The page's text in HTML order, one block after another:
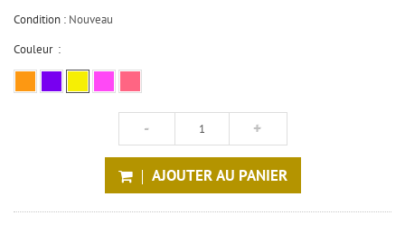
Condition : Nouveau
Couleur :
AJOUTER AU PANIER